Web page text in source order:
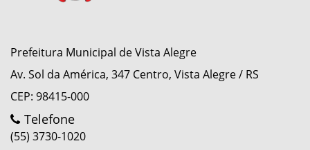
Prefeitura Municipal de Vista Alegre
Av. Sol da América, 347 Centro, Vista Alegre / RS
CEP: 98415-000
Telefone
(55) 3730-1020